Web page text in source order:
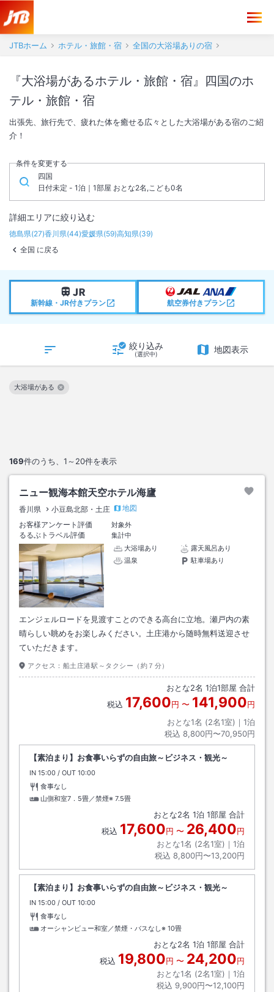
JTBホーム ホテル・旅館・宿 全国の大浴場ありの宿
『大浴場があるホテル・旅館・宿』四国のホ
テル・旅館・宿
出張先、旅行先で、疲れた体を癒せる広々とした大浴場がある宿のご紹
介！
条件を変更する
四国
日付未定 - 1泊｜1部屋 おとな2名,こども0名
詳細エリアに絞り込む
徳島県(27)香川県(44)愛媛県(59)高知県(39)
全国 に戻る
新幹線・JR付きプラン 航空券付きプラン
絞り込み
(選択中) 地図表示
169件のうち、 1～20件を表示
大浴場がある
この絞り込み条件を解除
ニュー観海本館天空ホテル海廬
香川県 小豆島北部・土庄
地図
お客様アンケート評価
対象外
るるぶトラベル評価
集計中
大浴場あり
露天風呂あり
温泉
駐車場あり
エンジェルロードを見渡すことのできる高台に立地。瀬戸内の素
晴らしい眺めをお楽しみください。土庄港から随時無料送迎させ
ていただきます。
アクセス： 船土庄港駅～タクシー（約７分）
おとな2名 1泊1部屋 合計
税込 17,600円 〜 141,900円
おとな1名 (2名1室)｜ 1泊
税込 8,800円〜70,950円
【素泊まり】お食事いらずの自由旅～ビジネス・観光～
IN チェックイン
15:00 / OUT チェックアウト
10:00
食事なし
山側和室7．5畳／禁煙※ 7.5畳
おとな2名 1泊 1部屋 合計
税込 17,600円 〜 26,400円
おとな1名 (2名1室)｜ 1泊
税込 8,800円〜13,200円
【素泊まり】お食事いらずの自由旅～ビジネス・観光～
IN チェックイン
15:00 / OUT チェックアウト
10:00
食事なし
オーシャンビュー和室／禁煙・バスなし※ 10畳
おとな2名 1泊 1部屋 合計
税込 19,800円 〜 24,200円
おとな1名 (2名1室)｜ 1泊
税込 9,900円〜12,100円